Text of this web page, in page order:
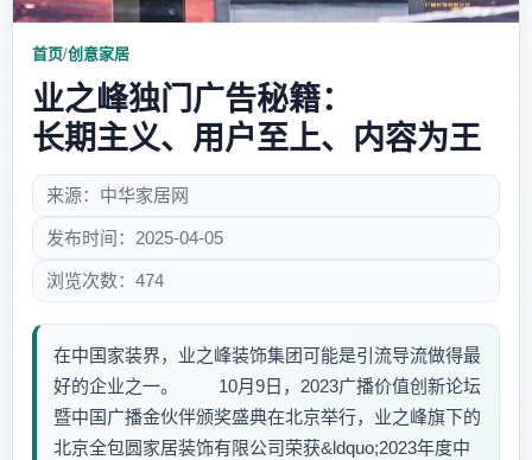
首页/创意家居
业之峰独门广告秘籍：
长期主义、用户至上、内容为王
来源：中华家居网
发布时间：2025-04-05
浏览次数：474
在中国家装界，业之峰装饰集团可能是引流导流做得最
好的企业之一。 10月9日，2023广播价值创新论坛
暨中国广播金伙伴颁奖盛典在北京举行，业之峰旗下的
北京全包圆家居装饰有限公司荣获&ldquo;2023年度中